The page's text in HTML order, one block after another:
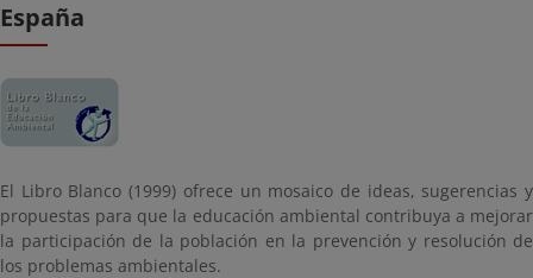
España
El Libro Blanco (1999) ofrece un mosaico de ideas, sugerencias y
propuestas para que la educación ambiental contribuya a mejorar
la participación de la población en la prevención y resolución de
los problemas ambientales.